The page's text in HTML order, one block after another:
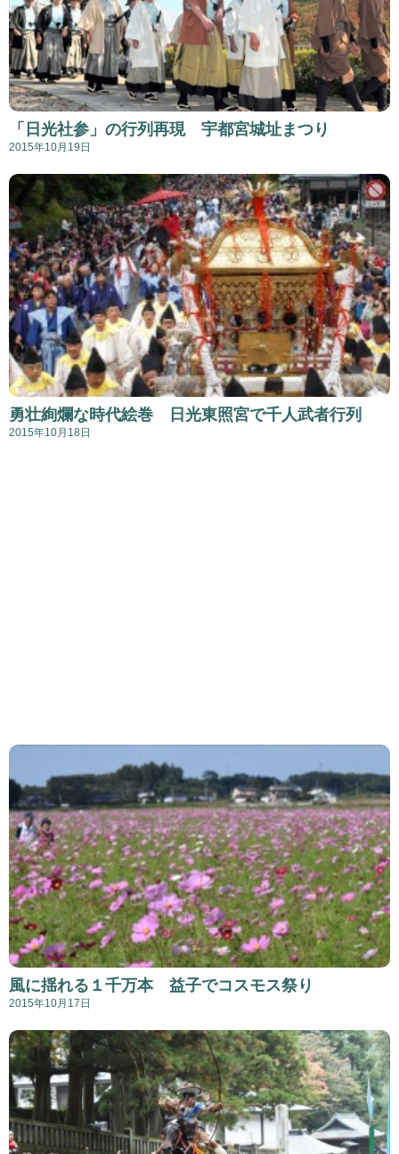
「日光社参」の行列再現 宇都宮城址まつり
2015年10月19日
勇壮絢爛な時代絵巻 日光東照宮で千人武者行列
2015年10月18日
風に揺れる１千万本 益子でコスモス祭り
2015年10月17日